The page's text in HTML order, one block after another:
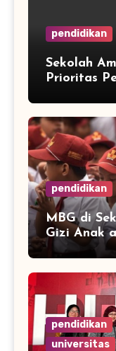
pendidikan
Sekolah
Prioritas
pendidikan
MBG di
Gizi Anak
Anggaran
pendidikan
universitas